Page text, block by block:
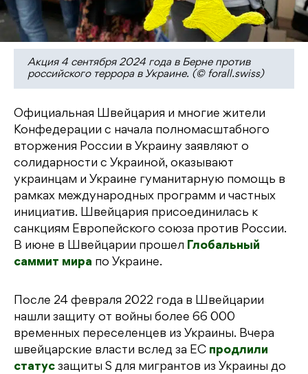
Акция 4 сентября 2024 года в Берне против
российского террора в Украине. (© forall.swiss)
Официальная Швейцария и многие жители
Конфедерации с начала полномасштабного
вторжения России в Украину заявляют о
солидарности с Украиной, оказывают
украинцам и Украине гуманитарную помощь в
рамках международных программ и частных
инициатив. Швейцария присоединилась к
санкциям Европейского союза против России.
В июне в Швейцарии прошел
Глобальный
саммит мира по Украине.
После 24 февраля 2022 года в Швейцарии
нашли защиту от войны более 66 000
временных переселенцев из Украины. Вчера
швейцарские власти вслед за ЕС продлили
статус защиты S для мигрантов из Украины до